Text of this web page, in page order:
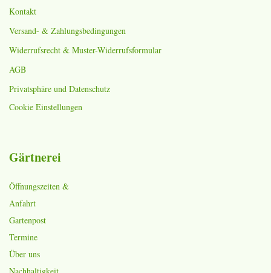
Kontakt
Versand- & Zahlungsbedingungen
Widerrufsrecht & Muster-Widerrufsformular
AGB
Privatsphäre und Datenschutz
Cookie Einstellungen
Gärtnerei
Öffnungszeiten &
Anfahrt
Gartenpost
Termine
Über uns